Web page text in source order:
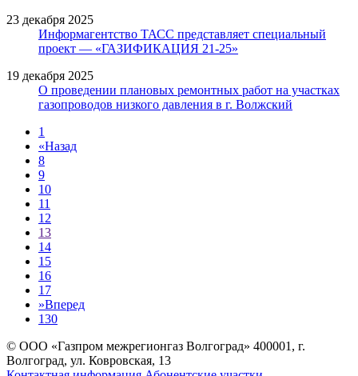
23 декабря 2025
Информагентство ТАСС представляет специальный
проект — «ГАЗИФИКАЦИЯ 21-25»
19 декабря 2025
О проведении плановых ремонтных работ на участках
газопроводов низкого давления в г. Волжский
1
«Назад
8
9
10
11
12
13
14
15
16
17
»Вперед
130
© ООО «Газпром межрегионгаз Волгоград» 400001, г.
Волгоград, ул. Ковровская, 13